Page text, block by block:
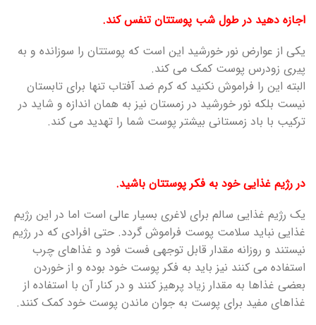
اجازه دهید در طول شب پوستتان تنفس کند.
یکی از عوارض نور خورشید این است که پوستتان را سوزانده و به
پیری زودرس پوست کمک می کند.
البته این را فراموش نکنید که کرم ضد آفتاب تنها برای تابستان
نیست بلکه نور خورشید در زمستان نیز به همان اندازه و شاید در
ترکیب با باد زمستانی بیشتر پوست شما را تهدید می کند.
در رژیم غذایی خود به فکر پوستتان باشید.
یک رژیم غذایی سالم برای لاغری بسیار عالی است اما در این رژیم
غذایی نباید سلامت پوست فراموش گردد. حتی افرادی که در رژیم
نیستند و روزانه مقدار قابل توجهی فست فود و غذاهای چرب
استفاده می کنند نیز باید به فکر پوست خود بوده و از خوردن
بعضی غذاها به مقدار زیاد پرهیز کنند و در کنار آن با استفاده از
غذاهای مفید برای پوست به جوان ماندن پوست خود کمک کنند.